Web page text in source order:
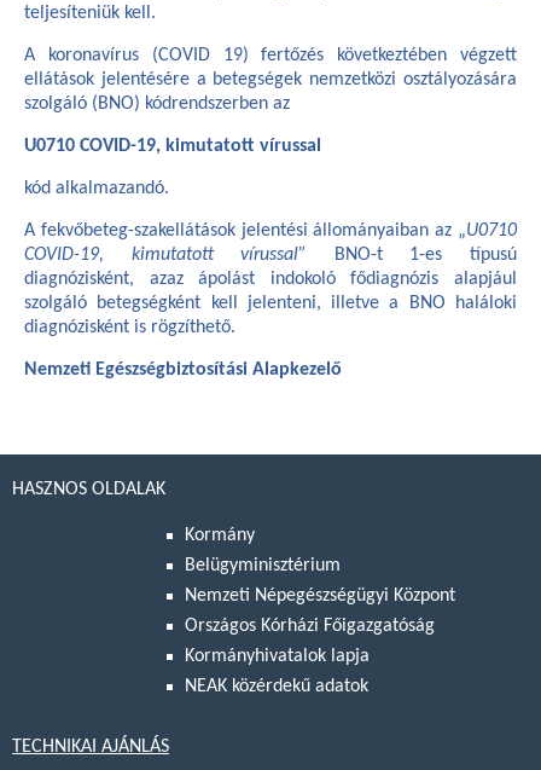
teljesíteniük kell.
A koronavírus (COVID 19) fertőzés következtében végzett
ellátások jelentésére a betegségek nemzetközi osztályozására
szolgáló (BNO) kódrendszerben az
U0710 COVID-19, kimutatott vírussal
kód alkalmazandó.
A fekvőbeteg-szakellátások jelentési állományaiban az „U0710
COVID-19, kimutatott vírussal”
BNO-t 1-es típusú
diagnózisként, azaz ápolást indokoló fődiagnózis alapjául
szolgáló betegségként kell jelenteni, illetve a BNO haláloki
diagnózisként is rögzíthető.
Nemzeti Egészségbiztosítási Alapkezelő
HASZNOS OLDALAK
Kormány
Belügyminisztérium
Nemzeti Népegészségügyi Központ
Országos Kórházi Főigazgatóság
Kormányhivatalok lapja
NEAK közérdekű adatok
TECHNIKAI AJÁNLÁS